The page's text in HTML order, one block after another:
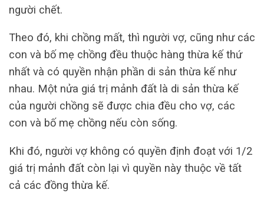
người chết.
Theo đó, khi chồng mất, thì người vợ, cũng như các
con và bố mẹ chồng đều thuộc hàng thừa kế thứ
nhất và có quyền nhận phần di sản thừa kế như
nhau. Một nửa giá trị mảnh đất là di sản thừa kế
của người chồng sẽ được chia đều cho vợ, các
con và bố mẹ chồng nếu còn sống.
Khi đó, người vợ không có quyền định đoạt với 1/2
giá trị mảnh đất còn lại vì quyền này thuộc về tất
cả các đồng thừa kế.